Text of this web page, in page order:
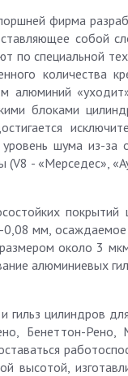
фирма
собой
по специальной
количества
алюминий
блоками
шума из-за
- «Мерседес»,
мм,
около 3
алюминиевых
гильз цилиндров
Бенеттон-Рено,
высотой,